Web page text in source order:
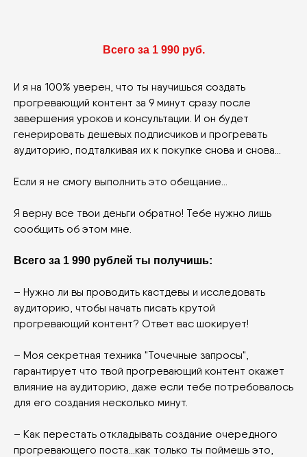
Всего за 1 990 руб.
И я на 100% уверен, что ты научишься создать
прогревающий контент за 9 минут сразу после
завершения уроков и консультации. И он будет
генерировать дешевых подписчиков и прогревать
аудиторию, подталкивая их к покупке снова и снова…
Если я не смогу выполнить это обещание...
Я верну все твои деньги обратно! Тебе нужно лишь
сообщить об этом мне.
Всего за 1 990 рублей ты получишь:
– Нужно ли вы проводить кастдевы и исследовать
аудиторию, чтобы начать писать крутой
прогревающий контент? Ответ вас шокирует!
– Моя секретная техника "Точечные запросы",
гарантирует что твой прогревающий контент окажет
влияние на аудиторию, даже если тебе потребовалось
для его создания несколько минут.
– Как перестать откладывать создание очередного
прогревающего поста...как только ты поймешь это,